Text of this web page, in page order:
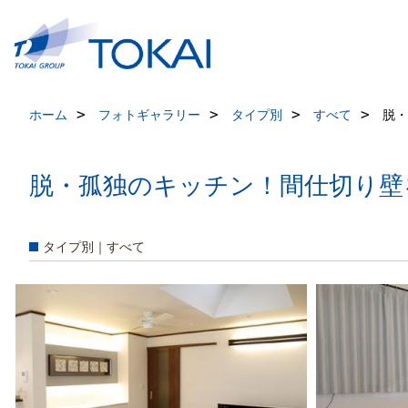
ホーム フォトギャラリー タイプ別 すべて 脱
脱・孤独のキッチン！間仕切り
タイプ別｜すべて